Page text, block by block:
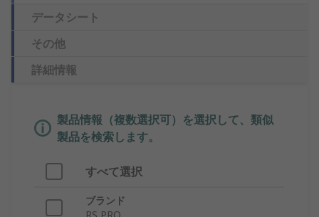
データシート
その他
詳細情報
製品情報（複数選択可）を選択して、類似
製品を検索します。
すべて選択
ブランド